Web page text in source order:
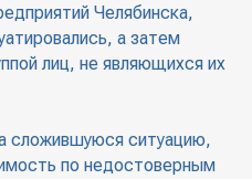
Челябинска,
а затем
лиц, не являющихся их
сложившуюся ситуацию,
по недостоверным